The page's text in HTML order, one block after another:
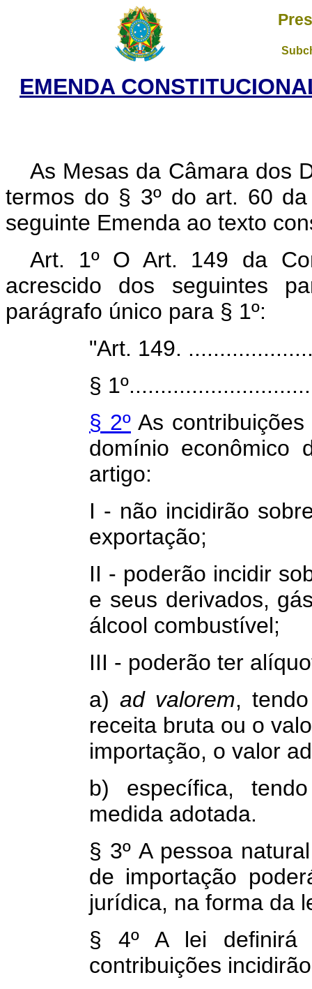
EMENDA
As Mesas da Câmara dos
termos do § 3º do art. 60
seguinte Emenda ao texto
Art. 1º O Art. 149 da
acrescido dos seguintes
parágrafo único para § 1º:
"Art. 149.
§
§ 2º As
domínio
artigo:
I - não incidirão
exportação;
II - poderão incidir
e seus derivados,
álcool combustível;
III - poderão ter
a) ad valorem,
receita bruta ou o
importação, o valor
b) específica,
medida adotada.
§ 3º A pessoa
de importação
jurídica, na forma da
§ 4º A lei definirá
contribuições